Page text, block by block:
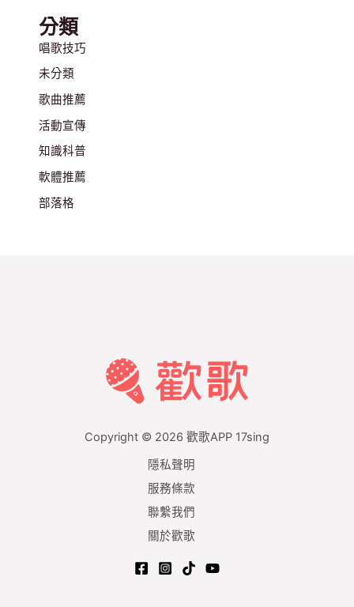
分類
唱歌技巧
未分類
歌曲推薦
活動宣傳
知識科普
軟體推薦
部落格
Copyright © 2026 歡歌APP 17sing
隱私聲明
服務條款
聯繫我們
關於歡歌